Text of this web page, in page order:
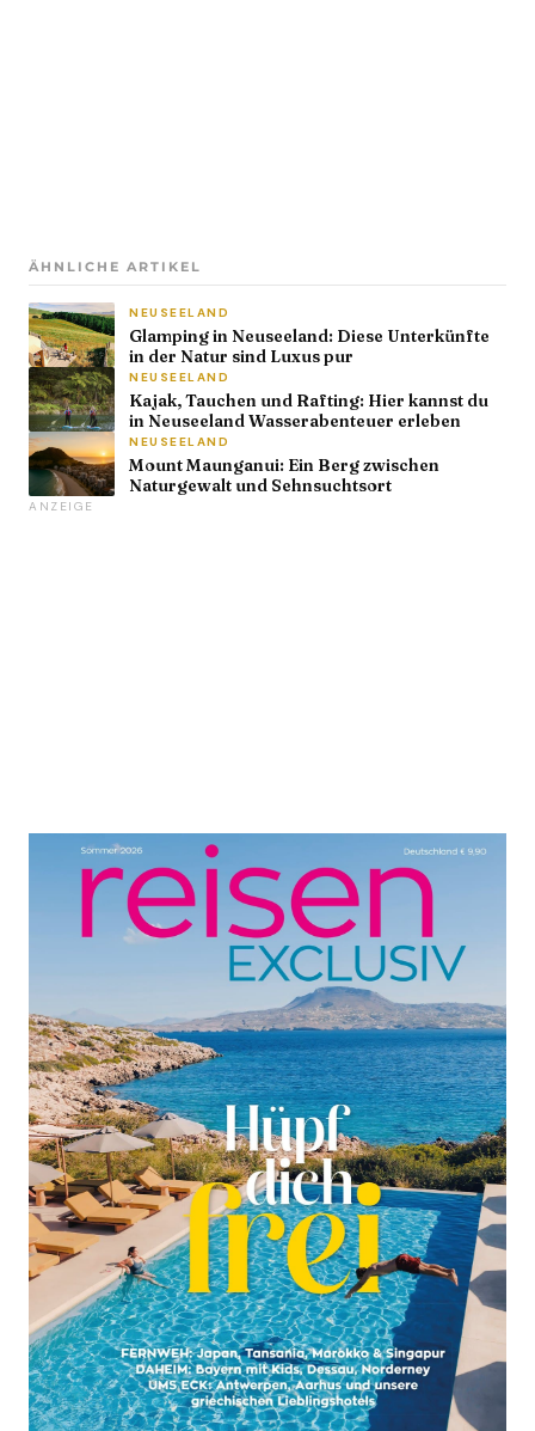
ÄHNLICHE ARTIKEL
NEUSEELAND
Glamping in Neuseeland: Diese Unterkünfte
in der Natur sind Luxus pur
NEUSEELAND
Kajak, Tauchen und Rafting: Hier kannst du
in Neuseeland Wasserabenteuer erleben
NEUSEELAND
Mount Maunganui: Ein Berg zwischen
Naturgewalt und Sehnsuchtsort
ANZEIGE